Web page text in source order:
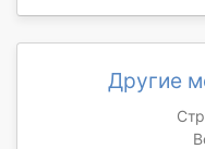
Другие